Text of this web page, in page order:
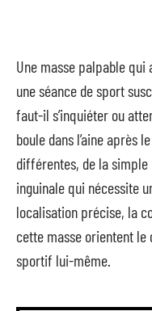
Une masse palpable qui
une séance de sport
faut-il s’inquiéter ou
boule dans l’aine après
différentes, de la
inguinale qui nécessite
localisation précise, la
cette masse orientent
sportif lui-même.